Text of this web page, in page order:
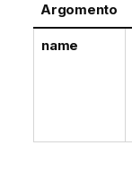
Argomento
name